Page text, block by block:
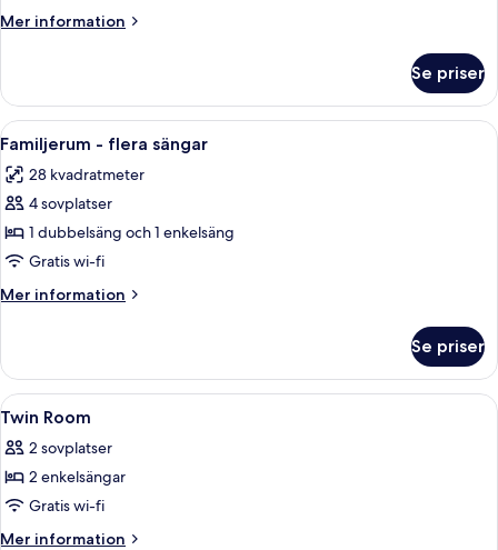
Mer information
Mer
rum
Se priser
Öppna
alla
foton
för
Familjerum
-
flera
sängar
Ett hotellrum med en säng, ett
6
Familjerum - flera sängar
28 kvadratmeter
4 sovplatser
1 dubbelsäng och 1 enkelsäng
Gratis wi-fi
Mer information
Mer
-
flera
sängar
Se priser
Öppna
alla
foton
för
Twin
Room
Ett hotellrum med två sängar, ett
5
Twin Room
2 sovplatser
2 enkelsängar
Gratis wi-fi
Mer information
Mer